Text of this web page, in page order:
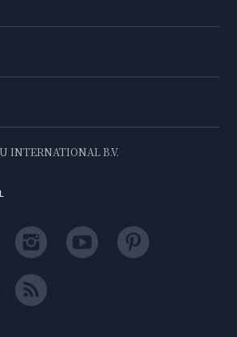
INTERNATIONAL B.V.